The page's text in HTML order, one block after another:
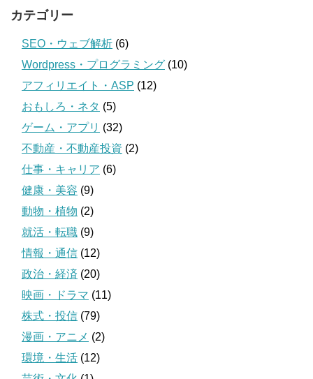
カテゴリー
SEO・ウェブ解析 (6)
Wordpress・プログラミング (10)
アフィリエイト・ASP (12)
おもしろ・ネタ (5)
ゲーム・アプリ (32)
不動産・不動産投資 (2)
仕事・キャリア (6)
健康・美容 (9)
動物・植物 (2)
就活・転職 (9)
情報・通信 (12)
政治・経済 (20)
映画・ドラマ (11)
株式・投信 (79)
漫画・アニメ (2)
環境・生活 (12)